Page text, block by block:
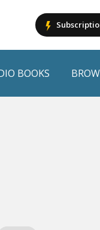
Cart is
BOOKS